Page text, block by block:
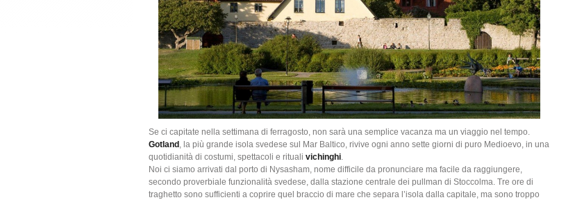
Se ci capitate nella settimana di ferragosto, non sarà una semplice vacanza ma un viaggio nel tempo.
Gotland , la più grande isola svedese sul Mar Baltico, rivive ogni anno sette giorni di puro Medioevo, in una
quotidianità di costumi, spettacoli e rituali vichinghi.
Noi ci siamo arrivati dal porto di Nysasham, nome difficile da pronunciare ma facile da raggiungere,
secondo proverbiale funzionalità svedese, dalla stazione centrale dei pullman di Stoccolma. Tre ore di
traghetto sono sufficienti a coprire quel braccio di mare che separa l’isola dalla capitale, ma sono troppo